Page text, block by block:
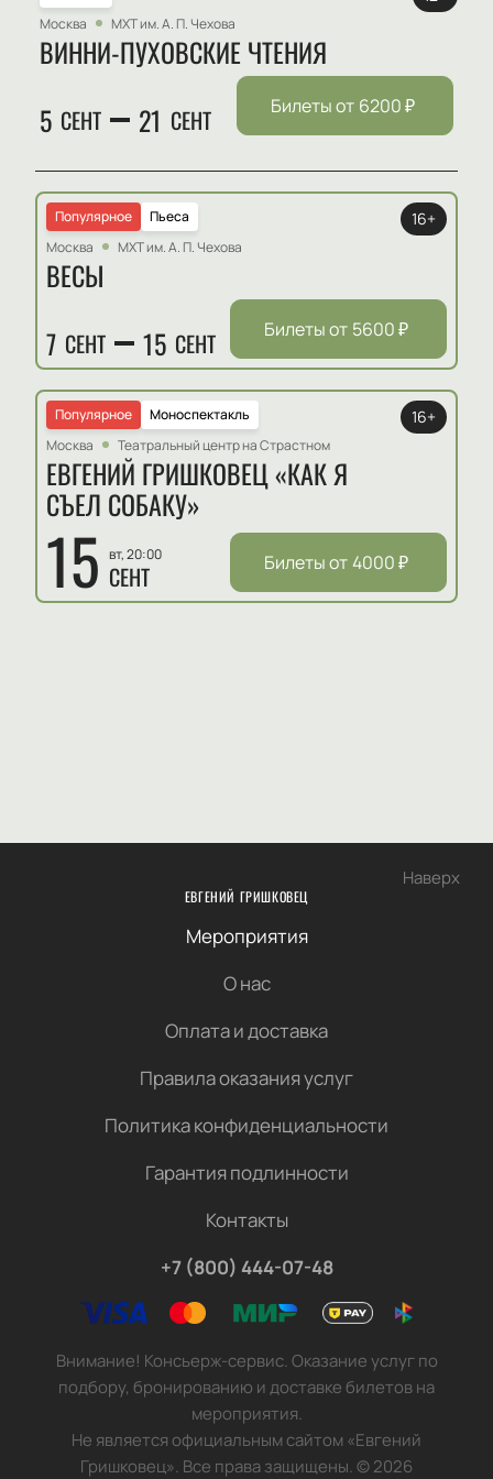
Москва
МХТ им. А. П. Чехова
ВИННИ-ПУХОВСКИЕ ЧТЕНИЯ
5 СЕНТ 21 СЕНТ Билеты от 6200₽
Пьеса
Популярное
Москва
МХТ им. А. П. Чехова
ВЕСЫ
7 СЕНТ 15 СЕНТ
16+
Билеты от 5600₽
Моноспектакль
Популярное
Москва
Театральный центр на Страстном
ЕВГЕНИЙ ГРИШКОВЕЦ «КАК Я
СЪЕЛ СОБАКУ»
15 вт, 20:00
СЕНТ
16+
Билеты от 4000₽
Наверх
ЕВГЕНИЙ ГРИШКОВЕЦ
Мероприятия
О нас
Оплата и доставка
Правила оказания услуг
Политика конфиденциальности
Гарантия подлинности
Контакты
+7 (800) 444-07-48
Внимание! Консьерж-сервис. Оказание услуг по
подбору, бронированию и доставке билетов на
мероприятия.
Не является официальным сайтом «Евгений
Гришковец». Все права защищены.©2026